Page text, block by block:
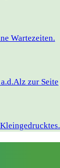
Wartezeiten.
zur Seite